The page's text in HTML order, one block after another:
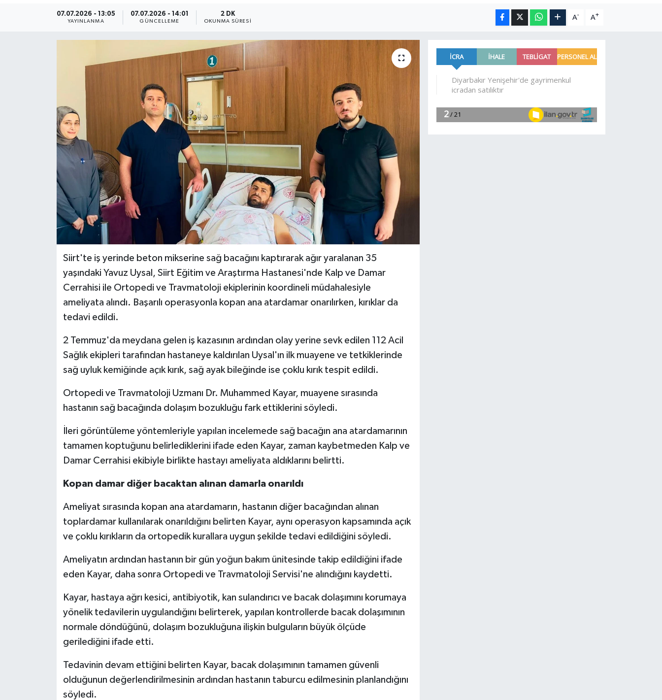
07.07.2026 - 13:05
YAYINLANMA
07.07.2026 - 14:01
GÜNCELLEME
2 DK
OKUNMA SÜRESI
A- A+
Siirt'te iş yerinde beton mikserine sağ bacağını kaptırarak ağır yaralanan 35
yaşındaki Yavuz Uysal, Siirt Eğitim ve Araştırma Hastanesi'nde Kalp ve Damar
Cerrahisi ile Ortopedi ve Travmatoloji ekiplerinin koordineli müdahalesiyle
ameliyata alındı. Başarılı operasyonla kopan ana atardamar onarılırken, kırıklar da
tedavi edildi.
2 Temmuz'da meydana gelen iş kazasının ardından olay yerine sevk edilen 112 Acil
Sağlık ekipleri tarafından hastaneye kaldırılan Uysal'ın ilk muayene ve tetkiklerinde
sağ uyluk kemiğinde açık kırık, sağ ayak bileğinde ise çoklu kırık tespit edildi.
Ortopedi ve Travmatoloji Uzmanı Dr. Muhammed Kayar, muayene sırasında
hastanın sağ bacağında dolaşım bozukluğu fark ettiklerini söyledi.
İleri görüntüleme yöntemleriyle yapılan incelemede sağ bacağın ana atardamarının
tamamen koptuğunu belirlediklerini ifade eden Kayar, zaman kaybetmeden Kalp ve
Damar Cerrahisi ekibiyle birlikte hastayı ameliyata aldıklarını belirtti.
Kopan damar diğer bacaktan alınan damarla onarıldı
Ameliyat sırasında kopan ana atardamarın, hastanın diğer bacağından alınan
toplardamar kullanılarak onarıldığını belirten Kayar, aynı operasyon kapsamında açık
ve çoklu kırıkların da ortopedik kurallara uygun şekilde tedavi edildiğini söyledi.
Ameliyatın ardından hastanın bir gün yoğun bakım ünitesinde takip edildiğini ifade
eden Kayar, daha sonra Ortopedi ve Travmatoloji Servisi'ne alındığını kaydetti.
Kayar, hastaya ağrı kesici, antibiyotik, kan sulandırıcı ve bacak dolaşımını korumaya
yönelik tedavilerin uygulandığını belirterek, yapılan kontrollerde bacak dolaşımının
normale döndüğünü, dolaşım bozukluğuna ilişkin bulguların büyük ölçüde
gerilediğini ifade etti.
Tedavinin devam ettiğini belirten Kayar, bacak dolaşımının tamamen güvenli
olduğunun değerlendirilmesinin ardından hastanın taburcu edilmesinin planlandığını
söyledi.
Bi̇li̇m & Teknoloji̇